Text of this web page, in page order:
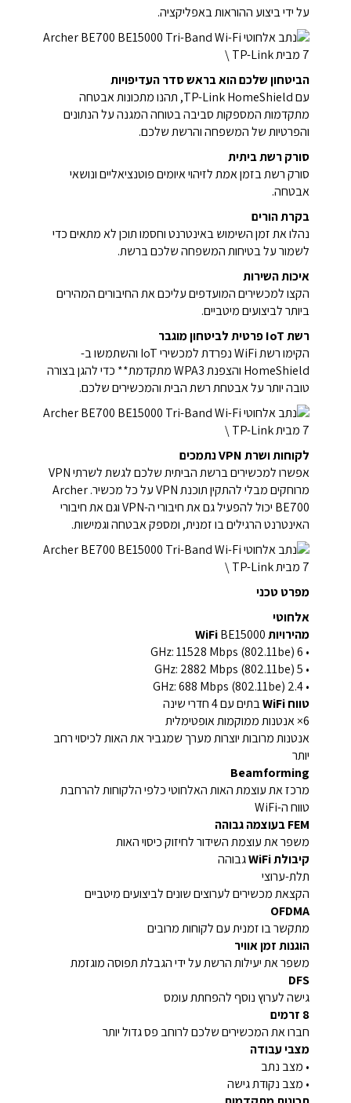
על ידי ביצוע ההוראות באפליקציה.
הביטחון שלכם הוא בראש סדר העדיפויות
עם TP-Link HomeShield, תהנו מתכונות אבטחה
מתקדמות המספקות סביבה בטוחה המגנה על הנתונים
והפרטיות של המשפחה והרשת שלכם.
סורק רשת ביתית
סורק רשת בזמן אמת לזיהוי איומים פוטנציאליים ונושאי
אבטחה.
בקרת הורים
נהלו את זמן השימוש באינטרנט וחסמו תוכן לא מתאים כדי
לשמור על בטיחות המשפחה שלכם ברשת.
איכות השירות
הקצו למכשירים המועדפים עליכם את החיבורים המהירים
ביותר לביצועים מיטביים.
רשת IoT פרטית לביטחון מוגבר
הקימו רשת WiFi נפרדת למכשירי IoT והשתמשו ב-
HomeShield והצפנת WPA3 מתקדמת** כדי להגן בצורה
טובה יותר על אבטחת רשת הבית והמכשירים שלכם.
לקוחות ושרת VPN נתמכים
אפשרו למכשירים ברשת הביתית שלכם לגשת לשרתי VPN
מרוחקים מבלי להתקין תוכנת VPN על כל מכשיר. Archer
BE700 יכול להפעיל גם את חיבורי ה-VPN וגם את חיבורי
האינטרנט הרגילים בו זמנית, ומספק אבטחה וגמישות.
מפרט טכני
אלחוטי
מהירויות WiFiBE15000
• 6 GHz: 11528 Mbps (802.11be)
• 5 GHz: 2882 Mbps (802.11be)
• 2.4 GHz: 688 Mbps (802.11be)
טווח WiFi
בתים עם 4 חדרי שינה
6× אנטנות ממוקמות אופטימלית
אנטנות מרובות יוצרות מערך שמגביר את האות לכיסוי רחב
יותר
Beamforming
מרכז את עוצמת האות האלחוטי כלפי הלקוחות להרחבת
טווח ה-WiFi
FEM בעוצמה גבוהה
משפר את עוצמת השידור לחיזוק כיסוי האות
קיבולת WiFi
גבוהה
תלת-ערוצי
הקצאת מכשירים לערוצים שונים לביצועים מיטביים
OFDMA
מתקשר בו זמנית עם לקוחות מרובים
הוגנות זמן אוויר
משפר את יעילות הרשת על ידי הגבלת תפוסה מוגזמת
DFS
גישה לערוץ נוסף להפחתת עומס
8 זרמים
חברו את המכשירים שלכם לרוחב פס גדול יותר
מצבי עבודה
• מצב נתב
• מצב נקודת גישה